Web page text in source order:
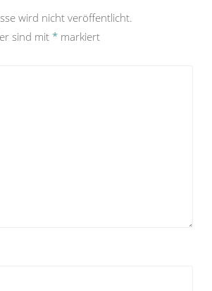
wird nicht veröffentlicht.
sind mit * markiert